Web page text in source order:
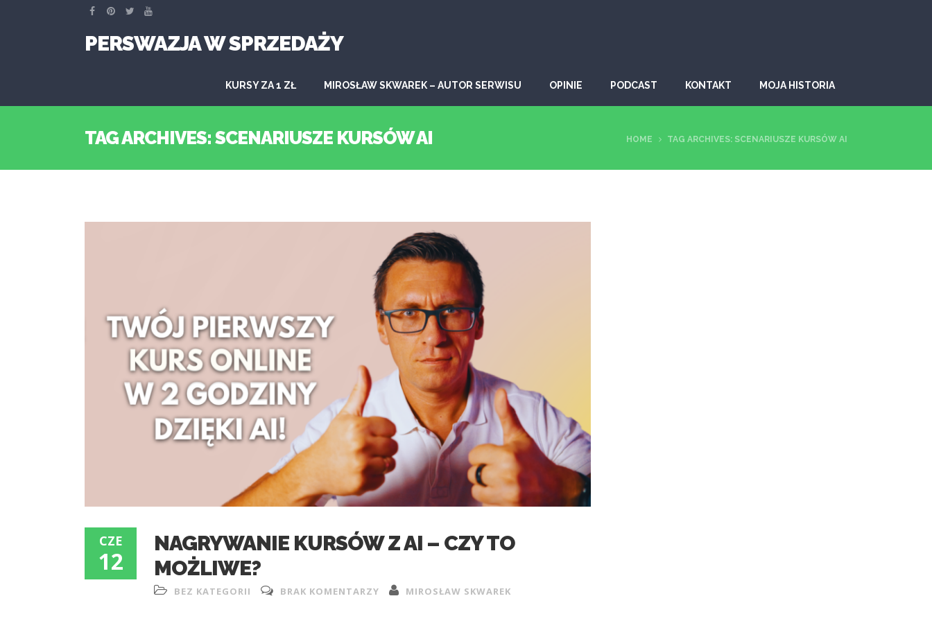
PERSWAZJA W SPRZEDAŻY
KURSY ZA 1 ZŁ MIROSŁAW SKWAREK – AUTOR SERWISU OPINIE PODCAST KONTAKT MOJA HISTORIA
TAG ARCHIVES: SCENARIUSZE KURSÓW AI HOME TAG ARCHIVES: SCENARIUSZE KURSÓW AI
CZE
12
NAGRYWANIE KURSÓW Z AI – CZY TO
MOŻLIWE?
BEZ KATEGORII BRAK KOMENTARZY MIROSŁAW SKWAREK